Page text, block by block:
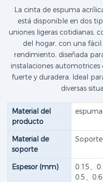
La cinta de espuma
está disponible en dos
uniones ligeras cotidianas,
del hogar, con una
rendimiento, diseñada
instalaciones automotrices
fuerte y duradera. Ideal
diversas
Material del
producto
Material de
soporte
Espesor (mm)
0.15、
0.5、